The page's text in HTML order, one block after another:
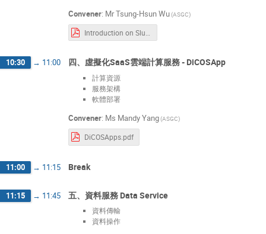
Convener: MrTsung-Hsun Wu(ASGC)
10:30 → 11:00 四、虛擬化SaaS雲端計算服務 - DiCOSApp
計算資源
服務架構
軟體部署
Convener: Ms Mandy Yang(ASGC)
DiCOSApps.pdf
11:00 → 11:15 Break
11:15 → 11:45 五、資料服務 Data Service
資料傳輸
資料操作